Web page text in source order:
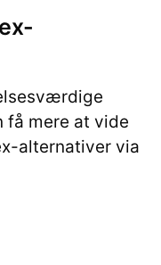
få mere at vide
alternativer via